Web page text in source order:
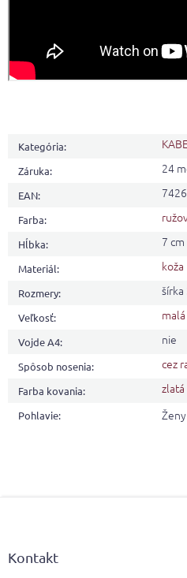
Kategória:
Záruka: 24
EAN:
Farba:
Hĺbka: 7 cm
Materiál: koža
Rozmery: šírka
Veľkosť: malá
Vojde A4: nie
Spôsob nosenia: cez
Farba kovania: zlatá
Pohlavie: Ženy
Kontakt